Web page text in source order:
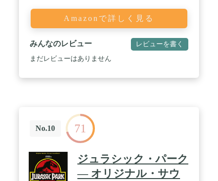
Amazonで詳しく見る
みんなのレビュー レビューを書く
まだレビューはありません
No.10 71
ジュラシック・パーク
― オリジナル・サウ